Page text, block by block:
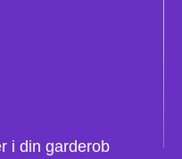
i din garderob